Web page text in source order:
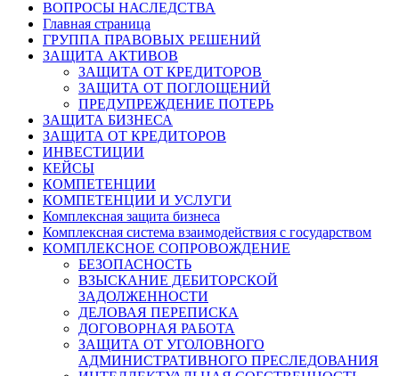
ВОПРОСЫ НАСЛЕДСТВА
Главная страница
ГРУППА ПРАВОВЫХ РЕШЕНИЙ
ЗАЩИТА АКТИВОВ
ЗАЩИТА ОТ КРЕДИТОРОВ
ЗАЩИТА ОТ ПОГЛОЩЕНИЙ
ПРЕДУПРЕЖДЕНИЕ ПОТЕРЬ
ЗАЩИТА БИЗНЕСА
ЗАЩИТА ОТ КРЕДИТОРОВ
ИНВЕСТИЦИИ
КЕЙСЫ
КОМПЕТЕНЦИИ
КОМПЕТЕНЦИИ И УСЛУГИ
Комплексная защита бизнеса
Комплексная система взаимодействия с государством
КОМПЛЕКСНОЕ СОПРОВОЖДЕНИЕ
БЕЗОПАСНОСТЬ
ВЗЫСКАНИЕ ДЕБИТОРСКОЙ
ЗАДОЛЖЕННОСТИ
ДЕЛОВАЯ ПЕРЕПИСКА
ДОГОВОРНАЯ РАБОТА
ЗАЩИТА ОТ УГОЛОВНОГО
АДМИНИСТРАТИВНОГО ПРЕСЛЕДОВАНИЯ